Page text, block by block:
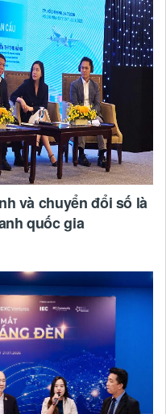
và chuyển đổi số là
quốc gia